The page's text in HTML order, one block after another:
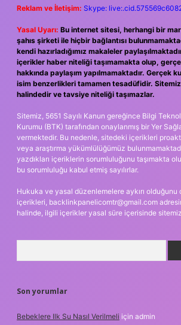
Reklam ve İletişim: Skype:
Yasal Uyarı: Bu internet sitesi, herhangi bir
şahıs şirketi ile hiçbir bağlantısı
kendi hazırladığımız makaleler
içerikler haber niteliği taşımamakta olup,
hakkında paylaşım yapılmamaktadır. Gerçek
isim benzerlikleri tamamen tesadüfidir.
halindedir ve tavsiye niteliği taşımazlar.
Sitemiz, 5651 Sayılı Kanun gereğince Bilgi
Kurumu (BTK) tarafından onaylanmış bir Yer
vermektedir. Bu nedenle, sitedeki içerikleri
veya araştırma yükümlülüğümüz
yazdıkları içeriklerin sorumluluğunu taşımakta
bu sorumluluğu kabul etmiş sayılırlar.
Hukuka ve yasal düzenlemelere aykırı olduğunu
içerikleri, backlinkpanelicomtr@gmail.com
halinde, ilgili içerikler yasal süre içerisinde
Son yorumlar
Bebeklere Ilk Su Nasıl Verilmeli için admin